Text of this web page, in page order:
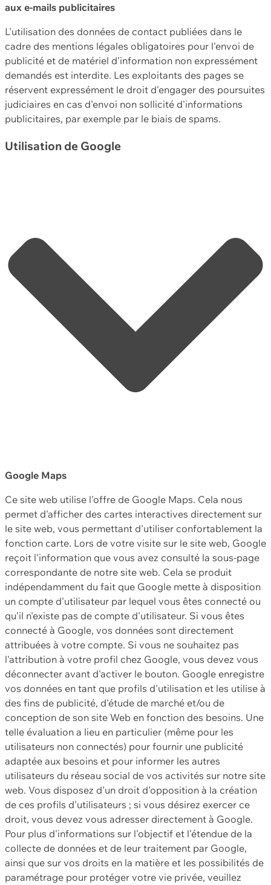
aux e-mails publicitaires
L'utilisation des données de contact publiées dans le
cadre des mentions légales obligatoires pour l'envoi de
publicité et de matériel d'information non expressément
demandés est interdite. Les exploitants des pages se
réservent expressément le droit d'engager des poursuites
judiciaires en cas d'envoi non sollicité d'informations
publicitaires, par exemple par le biais de spams.
Utilisation de Google
Google Maps
Ce site web utilise l'offre de Google Maps. Cela nous
permet d'afficher des cartes interactives directement sur
le site web, vous permettant d'utiliser confortablement la
fonction carte. Lors de votre visite sur le site web, Google
reçoit l'information que vous avez consulté la sous-page
correspondante de notre site web. Cela se produit
indépendamment du fait que Google mette à disposition
un compte d'utilisateur par lequel vous êtes connecté ou
qu'il n'existe pas de compte d'utilisateur. Si vous êtes
connecté à Google, vos données sont directement
attribuées à votre compte. Si vous ne souhaitez pas
l'attribution à votre profil chez Google, vous devez vous
déconnecter avant d'activer le bouton. Google enregistre
vos données en tant que profils d'utilisation et les utilise à
des fins de publicité, d'étude de marché et/ou de
conception de son site Web en fonction des besoins. Une
telle évaluation a lieu en particulier (même pour les
utilisateurs non connectés) pour fournir une publicité
adaptée aux besoins et pour informer les autres
utilisateurs du réseau social de vos activités sur notre site
web. Vous disposez d'un droit d'opposition à la création
de ces profils d'utilisateurs ; si vous désirez exercer ce
droit, vous devez vous adresser directement à Google.
Pour plus d'informations sur l'objectif et l'étendue de la
collecte de données et de leur traitement par Google,
ainsi que sur vos droits en la matière et les possibilités de
paramétrage pour protéger votre vie privée, veuillez